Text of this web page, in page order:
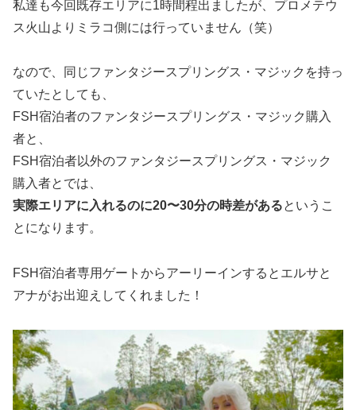
私達も今回既存エリアに1時間程出ましたが、プロメテウ
ス火山よりミラコ側には行っていません（笑）
なので、同じファンタジースプリングス・マジックを持っ
ていたとしても、
FSH宿泊者のファンタジースプリングス・マジック購入
者と、
FSH宿泊者以外のファンタジースプリングス・マジック
購入者とでは、
実際エリアに入れるのに20〜30分の時差があるというこ
とになります。
FSH宿泊者専用ゲートからアーリーインするとエルサと
アナがお出迎えしてくれました！